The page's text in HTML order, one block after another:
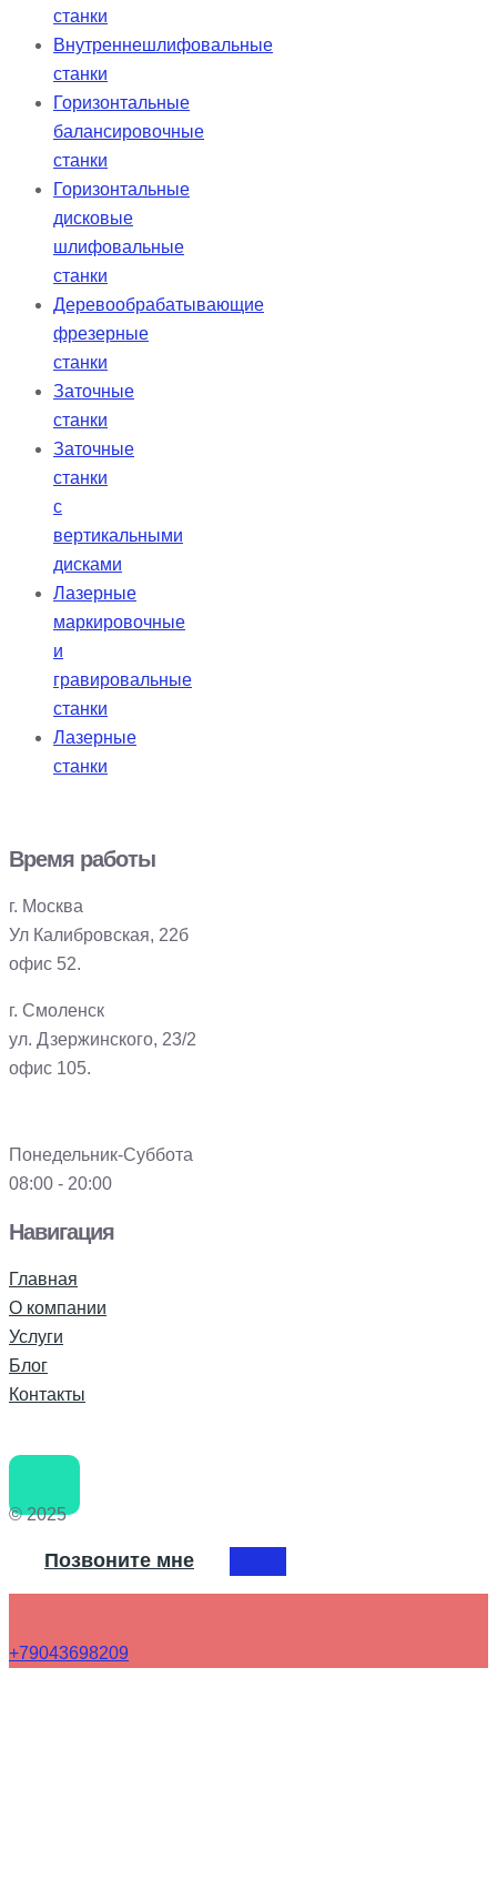
станки
Внутреннешлифовальные
станки
Горизонтальные
балансировочные
станки
Горизонтальные
дисковые
шлифовальные
станки
Деревообрабатывающие
фрезерные
станки
Заточные
станки
Заточные
станки
с
вертикальными
дисками
Лазерные
маркировочные
и
гравировальные
станки
Лазерные
станки
Время работы
г. Москва
Ул Калибровская, 22б
офис 52.
г. Смоленск
ул. Дзержинского, 23/2
офис 105.
Понедельник-Суббота
08:00 - 20:00
Навигация
Главная
О компании
Услуги
Блог
Контакты
© 2025
Позвоните мне
+79043698209